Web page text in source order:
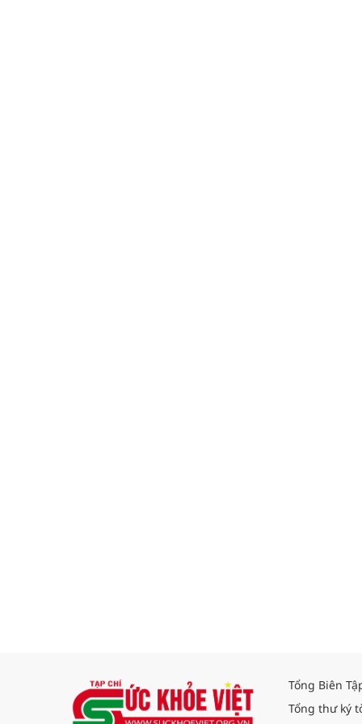
Tổng Biên
Tổng thư ký